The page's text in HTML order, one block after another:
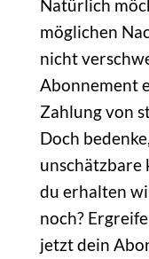
Natürlich
möglichen
nicht
Abonnement
Zahlung von
Doch
unschätzbare
du erhalten
noch?
jetzt dein